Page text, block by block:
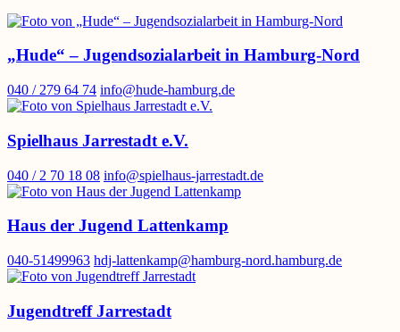
„Hude“ – Jugendsozialarbeit in Hamburg-Nord
040 / 279 64 74 info@hude-hamburg.de
Spielhaus Jarrestadt e.V.
040 / 2 70 18 08 info@spielhaus-jarrestadt.de
Haus der Jugend Lattenkamp
040-51499963 hdj-lattenkamp@hamburg-nord.hamburg.de
Jugendtreff Jarrestadt